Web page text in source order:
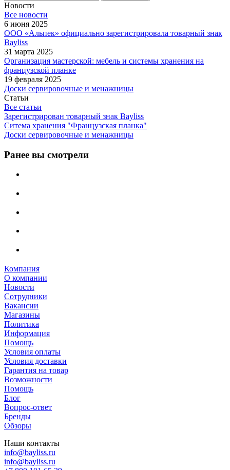
Новости
Все новости
6 июня 2025
ООО «Альпек» официально зарегистрировала товарный знак
Bayliss
31 марта 2025
Организация мастерской: мебель и системы хранения на
французской планке
19 февраля 2025
Доски сервировочные и менажницы
Статьи
Все статьи
Зарегистрирован товарный знак Bayliss
Ситема хранения "Французская планка"
Доски сервировочные и менажницы
Ранее вы смотрели
Компания
О компании
Новости
Сотрудники
Вакансии
Магазины
Политика
Информация
Помощь
Условия оплаты
Условия доставки
Гарантия на товар
Возможности
Помощь
Блог
Вопрос-ответ
Бренды
Обзоры
Наши контакты
info@bayliss.ru
info@bayliss.ru